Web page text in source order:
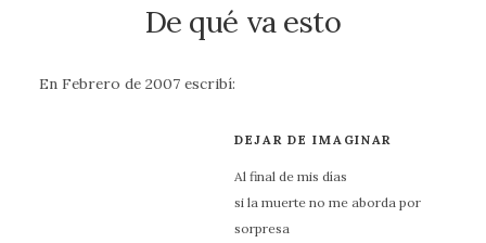
De qué va esto
En Febrero de 2007 escribí:
DEJAR DE IMAGINAR
Al final de mis días
si la muerte no me aborda por
sorpresa